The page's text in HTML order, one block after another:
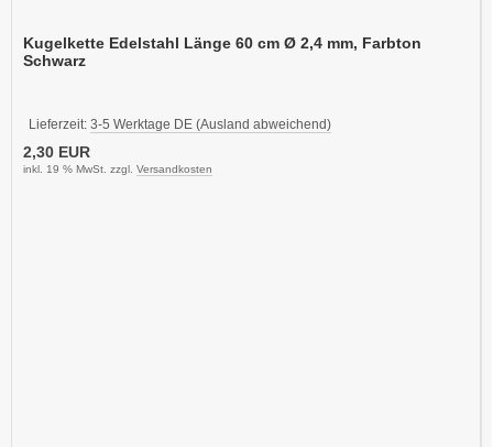
Kugelkette Edelstahl Länge 60 cm Ø 2,4 mm, Farbton
Schwarz
Lieferzeit: 3-5 Werktage DE (Ausland abweichend)
2,30 EUR
inkl. 19 % MwSt. zzgl. Versandkosten